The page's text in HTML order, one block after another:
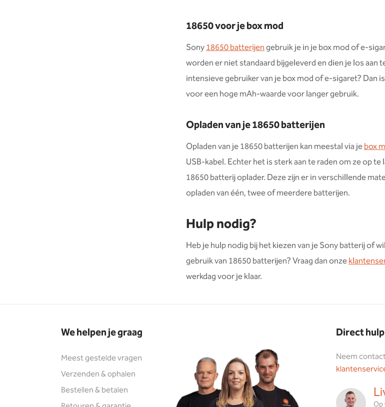
18650 voor je box mod
Sony18650 batterijengebruik je in je box mod of e-
worden er niet standaard bijgeleverd en dien je los aan
intensieve gebruiker van je box mod of e-sigaret? Dan
voor een hoge mAh-waarde voor langer gebruik.
Opladen van je 18650 batterijen
Opladen van je 18650 batterijen kan meestal via jebox
USB-kabel. Echter het is sterk aan te raden om ze op
18650 batterij oplader. Deze zijn er in verschillende
opladen van één, twee of meerdere batterijen.
Hulp nodig?
Heb je hulp nodig bij het kiezen van je Sony batterij of
gebruik van 18650 batterijen? Vraag dan onze
werkdag voor je klaar.
We helpen je graag
Meest gestelde vragen
Verzenden & ophalen
Bestellen & betalen
Direct
Neem
Op